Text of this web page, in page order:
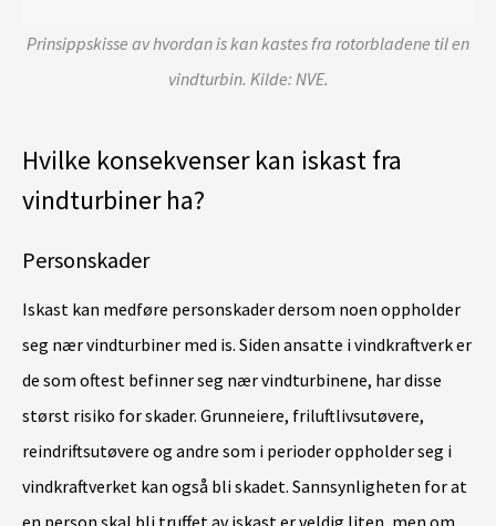
Prinsippskisse av hvordan is kan kastes fra rotorbladene til en
vindturbin. Kilde: NVE.
Hvilke konsekvenser kan iskast fra
vindturbiner ha?
Personskader
Iskast kan medføre personskader dersom noen oppholder
seg nær vindturbiner med is. Siden ansatte i vindkraftverk er
de som oftest befinner seg nær vindturbinene, har disse
størst risiko for skader. Grunneiere, friluftlivsutøvere,
reindriftsutøvere og andre som i perioder oppholder seg i
vindkraftverket kan også bli skadet. Sannsynligheten for at
en person skal bli truffet av iskast er veldig liten, men om